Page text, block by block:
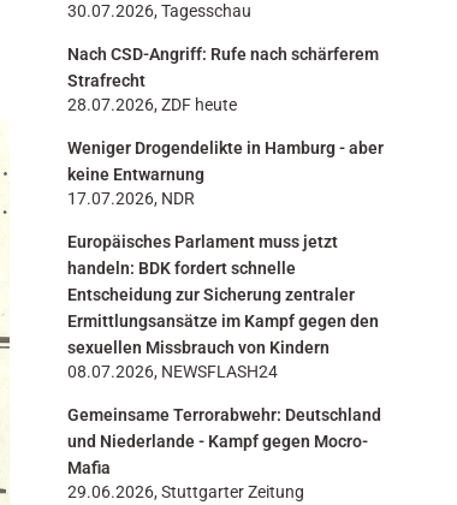
30.07.2026, Tagesschau
Nach CSD-Angriff: Rufe nach schärferem
Strafrecht
28.07.2026, ZDF heute
Weniger Drogendelikte in Hamburg - aber
keine Entwarnung
17.07.2026, NDR
Europäisches Parlament muss jetzt
handeln: BDK fordert schnelle
Entscheidung zur Sicherung zentraler
Ermittlungsansätze im Kampf gegen den
sexuellen Missbrauch von Kindern
08.07.2026, NEWSFLASH24
Gemeinsame Terrorabwehr: Deutschland
und Niederlande - Kampf gegen Mocro-
Mafia
29.06.2026, Stuttgarter Zeitung